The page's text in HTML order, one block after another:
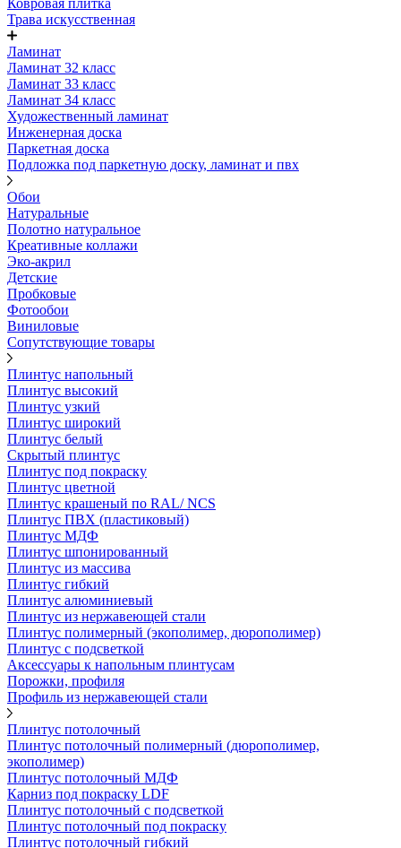
Ковровая плитка
Трава искусственная
Ламинат
Ламинат 32 класс
Ламинат 33 класс
Ламинат 34 класс
Художественный ламинат
Инженерная доска
Паркетная доска
Подложка под паркетную доску, ламинат и пвх
Обои
Натуральные
Полотно натуральное
Креативные коллажи
Эко-акрил
Детские
Пробковые
Фотообои
Виниловые
Сопутствующие товары
Плинтус напольный
Плинтус высокий
Плинтус узкий
Плинтус широкий
Плинтус белый
Скрытый плинтус
Плинтус под покраску
Плинтус цветной
Плинтус крашеный по RAL/ NCS
Плинтус ПВХ (пластиковый)
Плинтус МДФ
Плинтус шпонированный
Плинтус из массива
Плинтус гибкий
Плинтус алюминиевый
Плинтус из нержавеющей стали
Плинтус полимерный (экополимер, дюрополимер)
Плинтус с подсветкой
Аксессуары к напольным плинтусам
Порожки, профиля
Профиль из нержавеющей стали
Плинтус потолочный
Плинтус потолочный полимерный (дюрополимер,
экополимер)
Плинтус потолочный МДФ
Карниз под покраску LDF
Плинтус потолочный с подсветкой
Плинтус потолочный под покраску
Плинтус потолочный гибкий